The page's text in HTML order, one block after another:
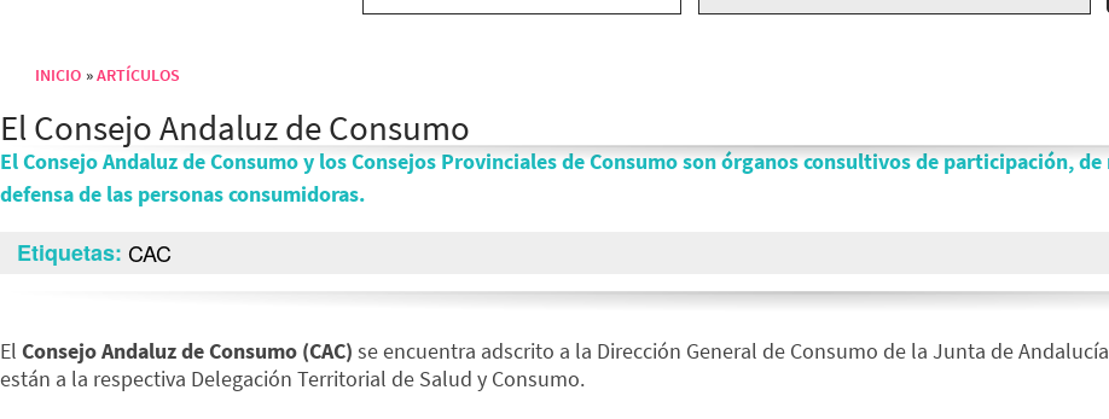
Sobrescribir enlaces de ayuda a la navegación
INICIO ARTÍCULOS
El Consejo Andaluz de Consumo
El Consejo Andaluz de Consumo y los Consejos Provinciales de Consumo son órganos consultivos de participación,
defensa de las personas consumidoras.
Etiquetas CAC
El Consejo Andaluz de Consumo (CAC) se encuentra adscrito a la Dirección General de Consumo de la Junta de
están a la respectiva Delegación Territorial de Salud y Consumo.